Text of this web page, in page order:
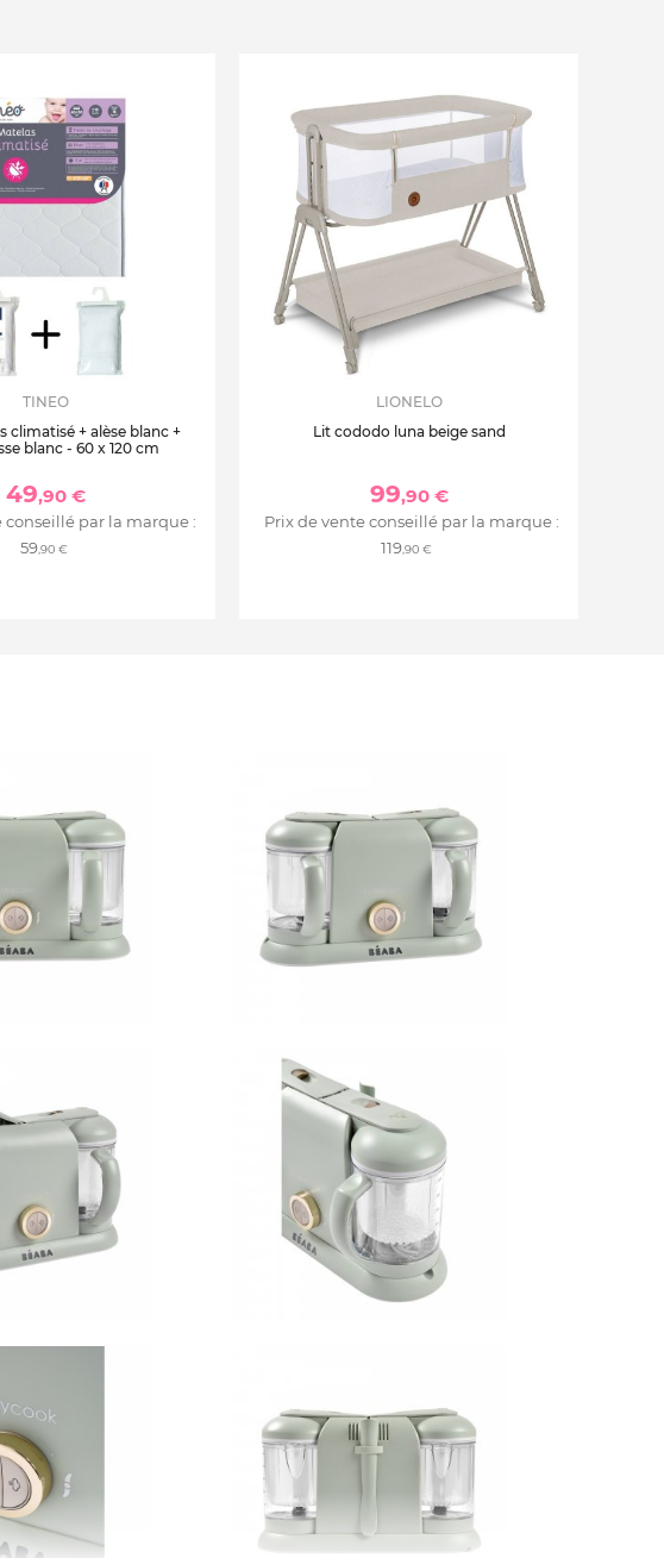
TINEO
climatisé + alèse blanc +
blanc - 60 x 120 cm
49,90 €
conseillé par la marque :
59,90 €
LIONELO
Lit cododo luna beige sand
99,90 €
Prix de vente conseillé par la marque :
119,90 €